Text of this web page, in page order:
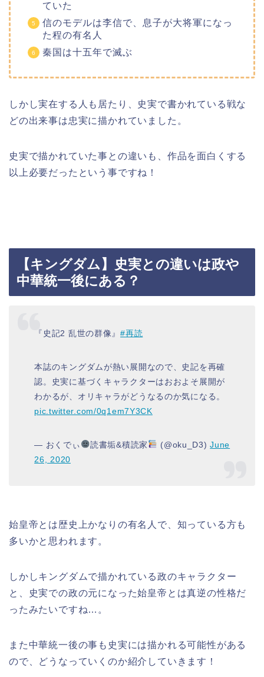
ていた
信のモデルは李信で、息子が大将軍になっ
た程の有名人
秦国は十五年で滅ぶ
しかし実在する人も居たり、史実で書かれている戦な
どの出来事は忠実に描かれていました。
史実で描かれていた事との違いも、作品を面白くする
以上必要だったという事ですね！
【キングダム】史実との違いは政や
中華統一後にある？
『史記2 乱世の群像』#再読
本誌のキングダムが熱い展開なので、史記を再確
認。史実に基づくキャラクターはおおよそ展開が
わかるが、オリキャラがどうなるのか気になる。
pic.twitter.com/0q1em7Y3CK
— おくでぃ 読書垢&積読家 (@oku_D3)June
26, 2020
始皇帝とは歴史上かなりの有名人で、知っている方も
多いかと思われます。
しかしキングダムで描かれている政のキャラクター
と、史実での政の元になった始皇帝とは真逆の性格だ
ったみたいですね…。
また中華統一後の事も史実には描かれる可能性がある
ので、どうなっていくのか紹介していきます！